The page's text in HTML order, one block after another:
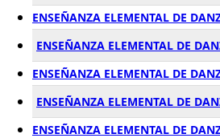
ENSEÑANZA ELEMENTAL DE
ENSEÑANZA ELEMENTAL DE
ENSEÑANZA ELEMENTAL DE
ENSEÑANZA ELEMENTAL DE
ENSEÑANZA ELEMENTAL DE